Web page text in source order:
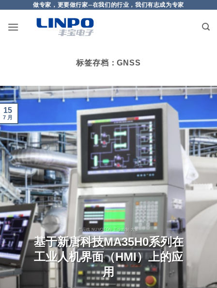
做专家，更要做行家--在我们的行业，我们有志成为专家
标签存档：GNSS
产品线 NUVOTON 工业控制 方案
基于新唐科技MA35H0系列在
工业人机界面（HMI）上的应
用
15
7 月